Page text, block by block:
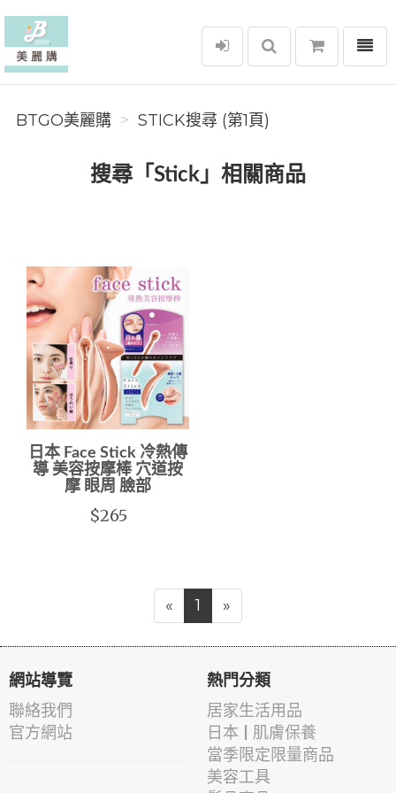
BTGO美麗購
選單
BTGO美麗購 STICK搜尋 (第1頁)
搜尋「Stick」相關商品
日本 Face Stick 冷熱傳
導 美容按摩棒 穴道按
摩 眼周 臉部
$265
« 1 »
網站導覽
聯絡我們
官方網站
熱門分類
居家生活用品
日本 | 肌膚保養
當季限定限量商品
美容工具